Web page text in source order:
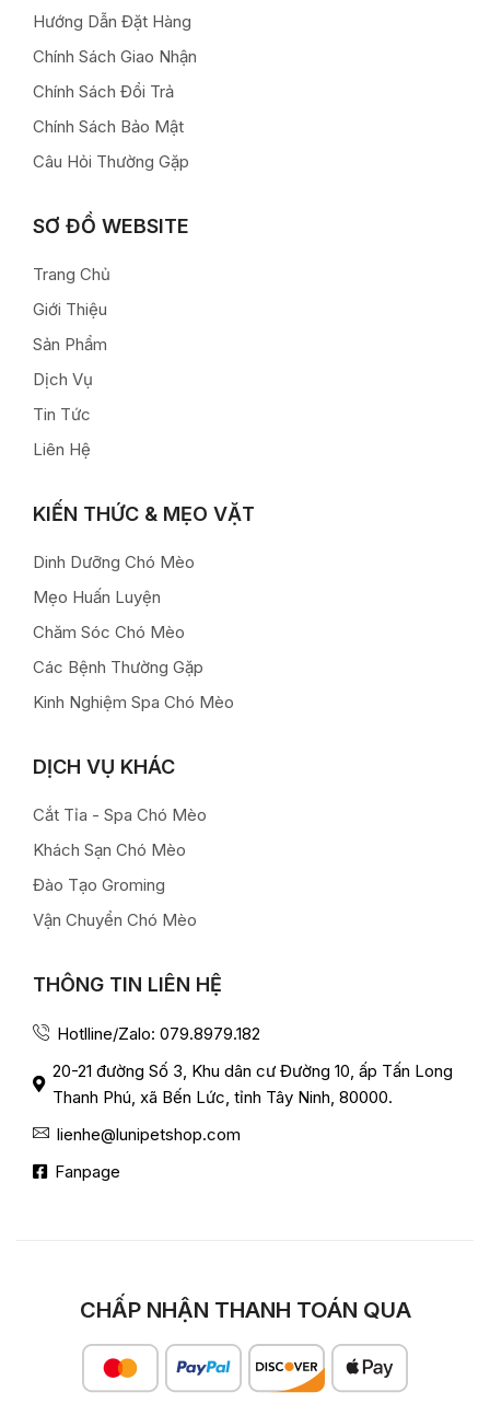
Hướng Dẫn Đặt Hàng
Chính Sách Giao Nhận
Chính Sách Đổi Trả
Chính Sách Bảo Mật
Câu Hỏi Thường Gặp
SƠ ĐỒ WEBSITE
Trang Chủ
Giới Thiệu
Sản Phẩm
Dịch Vụ
Tin Tức
Liên Hệ
KIẾN THỨC & MẸO VẶT
Dinh Dưỡng Chó Mèo
Mẹo Huấn Luyện
Chăm Sóc Chó Mèo
Các Bệnh Thường Gặp
Kinh Nghiệm Spa Chó Mèo
DỊCH VỤ KHÁC
Cắt Tỉa - Spa Chó Mèo
Khách Sạn Chó Mèo
Đào Tạo Groming
Vận Chuyển Chó Mèo
THÔNG TIN LIÊN HỆ
Hotlline/Zalo: 079.8979.182
20-21 đường Số 3, Khu dân cư Đường 10, ấp Tấn Long
Thanh Phú, xã Bến Lức, tỉnh Tây Ninh, 80000.
lienhe@lunipetshop.com
Fanpage
CHẤP NHẬN THANH TOÁN QUA